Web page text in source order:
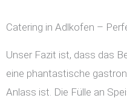
Catering in Adlkofen –
Unser Fazit ist, dass das
eine phantastische
Anlass ist. Die Fülle an